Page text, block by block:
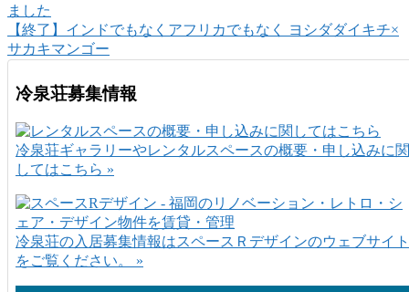
ました
【終了】インドでもなくアフリカでもなく ヨシダダイキチ×
サカキマンゴー
冷泉荘募集情報
冷泉荘ギャラリーやレンタルスペースの概要・申し込みに関
してはこちら »
冷泉荘の入居募集情報はスペースＲデザインのウェブサイト
をご覧ください。 »